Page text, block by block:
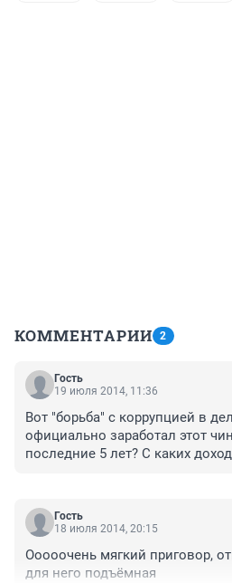
КОММЕНТАРИИ 2
Гость
19 июля 2014, 11:36
Вот "борьба" с коррупцией в
официально заработал этот
последние 5 лет? С каких
что приняты в России
государственном уровне. А
штраф, и срок от 10 до 20 лет.
меньше половины всего
Гость
18 июля 2014, 20:15
Ооооочень мягкий приговор,
для него подъёмная